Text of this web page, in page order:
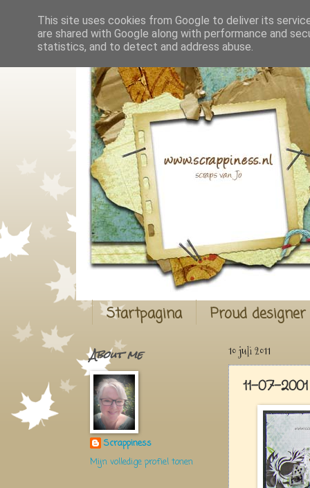
Startpagina Proud
10 juli 2011
11-07-
About me
Scrappiness
Mijn volledige profiel tonen
This site uses cookies from Google to deliver its
are shared with Google along with performance and
statistics, and to detect and address abuse.